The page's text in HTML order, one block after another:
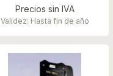
Precios sin IVA
Validez: Hasta fin de año